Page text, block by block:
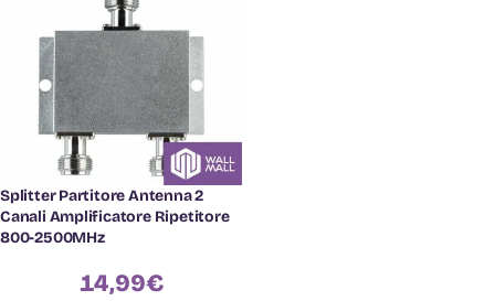
Splitter Partitore Antenna 2
Canali Amplificatore Ripetitore
800-2500MHz
14,99€